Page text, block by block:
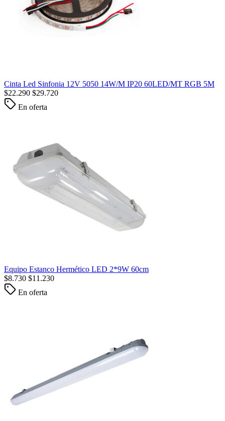
Cinta Led Sinfonia 12V 5050 14W/M IP20 60LED/MT RGB 5M
$22.290 $29.720
En oferta
Equipo Estanco Hermético LED 2*9W 60cm
$8.730 $11.230
En oferta